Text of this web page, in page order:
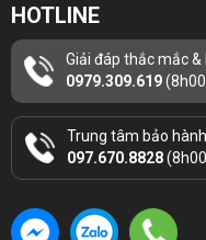
HOTLINE
Giải đáp thắc mắc &
0979.309.619
Trung tâm bảo
097.670.8828